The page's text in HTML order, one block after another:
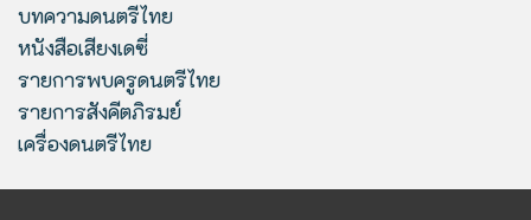
บทความดนตรีไทย
หนังสือเสียงเดซี่
รายการพบครูดนตรีไทย
รายการสังคีตภิรมย์
เครื่องดนตรีไทย